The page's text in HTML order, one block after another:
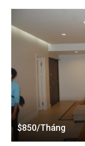
$850/Tháng